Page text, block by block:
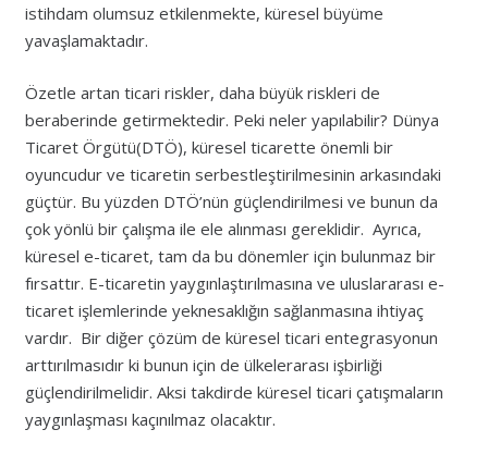
istihdam olumsuz etkilenmekte, küresel büyüme
yavaşlamaktadır.
Özetle artan ticari riskler, daha büyük riskleri de
beraberinde getirmektedir. Peki neler yapılabilir? Dünya
Ticaret Örgütü(DTÖ), küresel ticarette önemli bir
oyuncudur ve ticaretin serbestleştirilmesinin arkasındaki
güçtür. Bu yüzden DTÖ’nün güçlendirilmesi ve bunun da
çok yönlü bir çalışma ile ele alınması gereklidir. Ayrıca,
küresel e-ticaret, tam da bu dönemler için bulunmaz bir
fırsattır. E-ticaretin yaygınlaştırılmasına ve uluslararası e-
ticaret işlemlerinde yeknesaklığın sağlanmasına ihtiyaç
vardır. Bir diğer çözüm de küresel ticari entegrasyonun
arttırılmasıdır ki bunun için de ülkelerarası işbirliği
güçlendirilmelidir. Aksi takdirde küresel ticari çatışmaların
yaygınlaşması kaçınılmaz olacaktır.